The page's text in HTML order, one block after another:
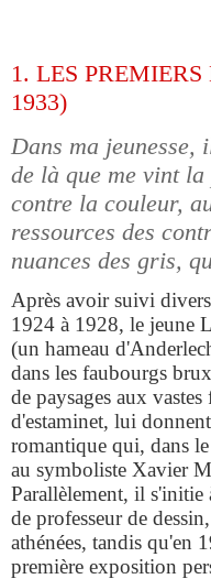
1. LES
1933)
Dans ma jeunesse,
de là que me vint
contre la couleur,
ressources des
nuances des gris,
Après avoir suivi
1924 à 1928, le jeune
(un hameau
dans les faubourgs
de paysages aux
d'estaminet, lui
romantique qui, dans le
au symboliste Xavier
Parallèlement, il
de professeur de
athénées, tandis qu'en
première exposition